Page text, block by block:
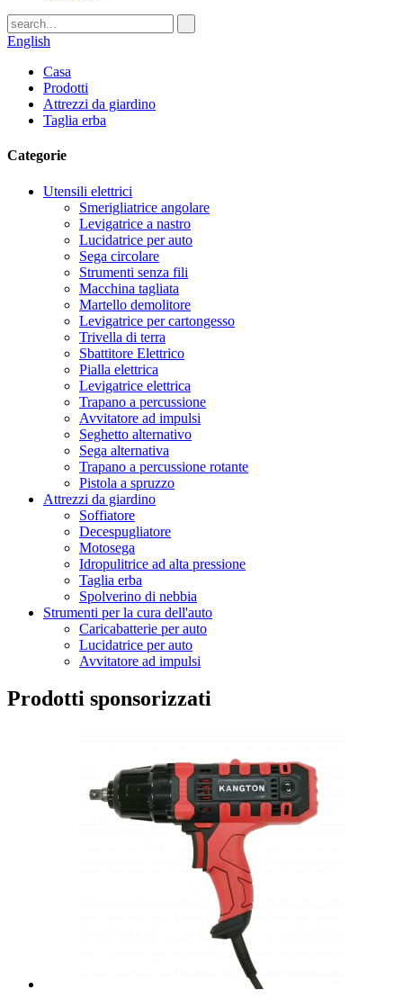
English
Casa
Prodotti
Attrezzi da giardino
Taglia erba
Categorie
Utensili elettrici
Smerigliatrice angolare
Levigatrice a nastro
Lucidatrice per auto
Sega circolare
Strumenti senza fili
Macchina tagliata
Martello demolitore
Levigatrice per cartongesso
Trivella di terra
Sbattitore Elettrico
Pialla elettrica
Levigatrice elettrica
Trapano a percussione
Avvitatore ad impulsi
Seghetto alternativo
Sega alternativa
Trapano a percussione rotante
Pistola a spruzzo
Attrezzi da giardino
Soffiatore
Decespugliatore
Motosega
Idropulitrice ad alta pressione
Taglia erba
Spolverino di nebbia
Strumenti per la cura dell'auto
Caricabatterie per auto
Lucidatrice per auto
Avvitatore ad impulsi
Prodotti sponsorizzati